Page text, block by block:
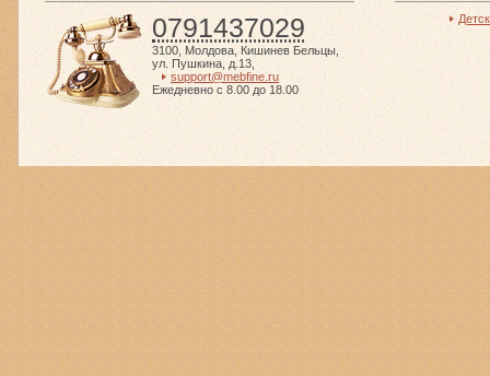
0791437029
3100 Молдова Кишинев Бельцы
ул. Пушкина, д.13
support@mebfine.ru
Ежедневно с 8.00 до 18.00